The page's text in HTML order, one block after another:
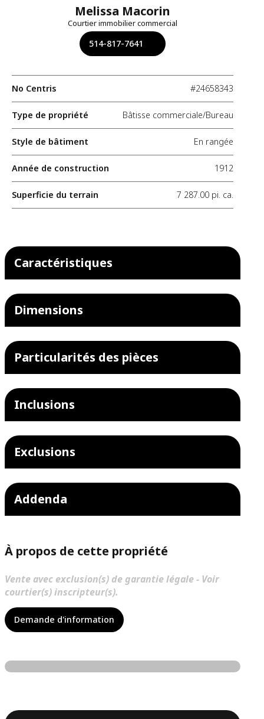
Melissa Macorin
Courtier immobilier commercial
514-817-7641
No Centris #24658343
Type de propriété Bâtisse commerciale/Bureau
Style de bâtiment En rangée
Année de construction 1912
Superficie du terrain 7 287.00 pi. ca.
Caractéristiques
Dimensions
Particularités des pièces
Inclusions
Exclusions
Addenda
À propos de cette propriété
Vente avec exclusion(s) de garantie légale - Voir
courtier(s) inscripteur(s).
Demande d'information